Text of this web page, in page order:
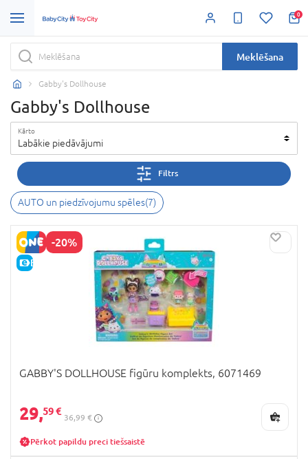
0
Meklēšana
Gabby's Dollhouse
Gabby's Dollhouse
Kārto
Labākie piedāvājumi
Filtrs
AUTO un piedzīvojumu spēles(7)
-20%
E-CENA
GABBY'S DOLLHOUSE figūru komplekts, 6071469
29,59 €
36,99 €
Pērkot papildu preci tiešsaistē